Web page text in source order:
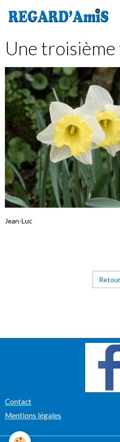
Une
Jean-Luc
Retour
Contact
Mentions légales